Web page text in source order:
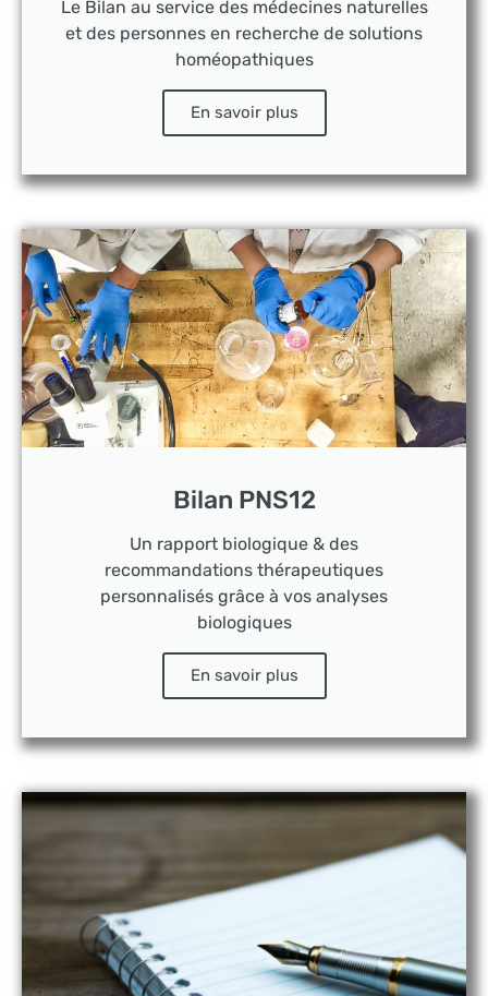
Le Bilan au service des médecines naturelles
et des personnes en recherche de solutions
homéopathiques
En savoir plus
Bilan PNS12
Un rapport biologique & des
recommandations thérapeutiques
personnalisés grâce à vos analyses
biologiques
En savoir plus